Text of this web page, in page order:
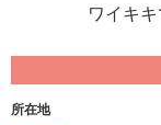
所在地